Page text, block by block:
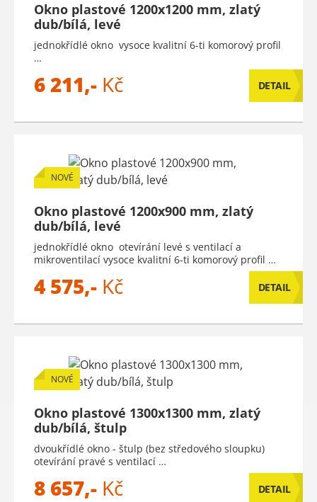
Okno plastové 1200x1200 mm, zlatý
dub/bílá, levé
jednokřídlé okno vysoce kvalitní 6-ti komorový profil
…
6 211,- Kč DETAIL
NOVÉ
Okno plastové 1200x900 mm, zlatý
dub/bílá, levé
jednokřídlé okno otevírání levé s ventilací a
mikroventilací vysoce kvalitní 6-ti komorový profil …
4 575,- Kč DETAIL
NOVÉ
Okno plastové 1300x1300 mm, zlatý
dub/bílá, štulp
dvoukřídlé okno - štulp (bez středového sloupku)
otevírání pravé s ventilací …
8 657,- Kč DETAIL